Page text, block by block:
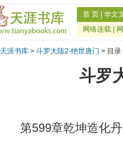
首 页 华文
网络连载
天涯书库 > 斗罗大陆2-绝世唐门 > 目录
斗罗
第599章乾坤造化丹